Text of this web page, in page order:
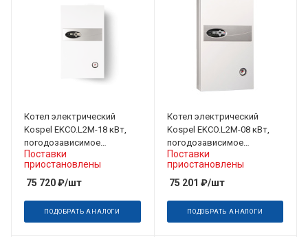
Котел электрический
Kospel EKCO.L2M-18 кВт,
погодозависимое
управление 3х380 В
Поставки
приостановлены
75 720₽/шт
ПОДОБРАТЬ АНАЛОГИ
Котел электрический
Kospel EKCO.L2M-08 кВт,
погодозависимое
управление 220/380 В
Поставки
приостановлены
75 201 ₽/шт
ПОДОБРАТЬ АНАЛОГИ